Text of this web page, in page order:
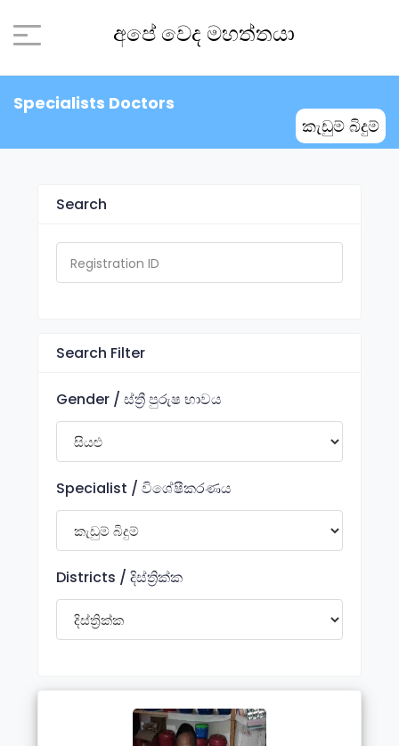
අපේ වෙද මහත්තයා
Specialists Doctors
කැඩුම් බිදුම්
Search
Search Filter
Gender / ස්ත්‍රී පුරුෂ භාවය
Specialist / විශේෂීකරණය
Districts / දිස්ත්‍රික්ක